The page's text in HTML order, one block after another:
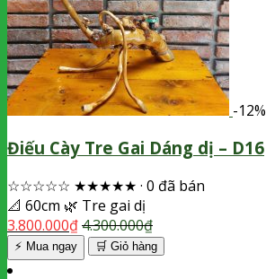
-12%
Điếu Cày Tre Gai Dáng dị – D16
☆☆☆☆☆ ★★★★★ · 0 đã bán
📐 60cm 🌿 Tre gai dị
3.800.000₫4.300.000₫
⚡ Mua ngay 🛒 Giỏ hàng